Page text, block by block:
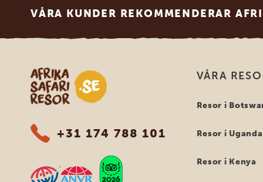
VÅRA KUNDER REKOMMENDERAR
Safari-resor i Afrika
+31 174 788 101
VÅRA
Resor i
Resor i Uganda
Resor i Kenya